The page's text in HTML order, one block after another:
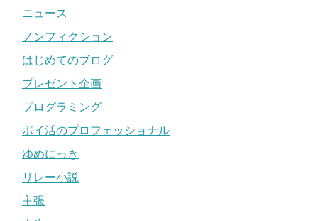
ニュース
ノンフィクション
はじめてのブログ
プレゼント企画
プログラミング
ポイ活のプロフェッショナル
ゆめにっき
リレー小説
主張